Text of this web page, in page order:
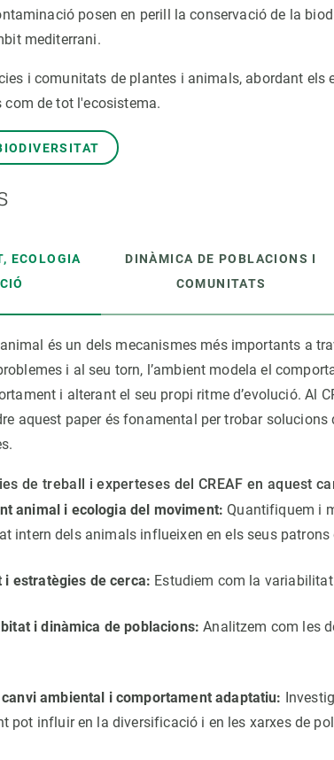
posen en perill la conservació de la
mediterrani.
i comunitats de plantes i animals, abordant els
de tot l'ecosistema.
ECOLOGIA
DINÀMICA DE POBLACIONS I
COMUNITATS
és un dels mecanismes més importants a
i al seu torn, l’ambient modela el
i alterant el seu propi ritme d’evolució. Al
aquest paper és fonamental per trobar
de treball i experteses del CREAF en aquest
animal i ecologia del moviment:Quantifiquem i
intern dels animals influeixen en els seus patrons
i estratègies de cerca: Estudiem com la
i dinàmica de poblacions: Analitzem com les
ambiental i comportament adaptatiu:
pot influir en la diversificació i en les xarxes de
Synthesis Actions